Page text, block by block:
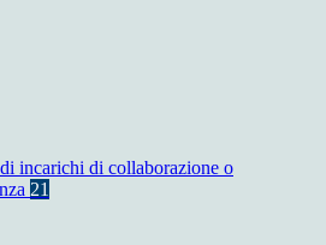
incarichi di collaborazione o
21